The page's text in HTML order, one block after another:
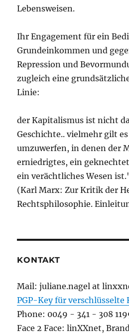
Lebensweisen.
Ihr Engagement für ein
Grundeinkommen und
Repression und
zugleich eine
Linie:
der Kapitalismus ist nicht
Geschichte.. vielmehr gilt
umzuwerfen, in denen der
erniedrigtes, ein
ein verächtliches Wesen
(Karl Marx: Zur Kritik der
Rechtsphilosophie.
KONTAKT
Mail: juliane.nagel at
PGP-Key für
Phone: 0049 - 341 - 308
Face 2 Face: linXXnet,